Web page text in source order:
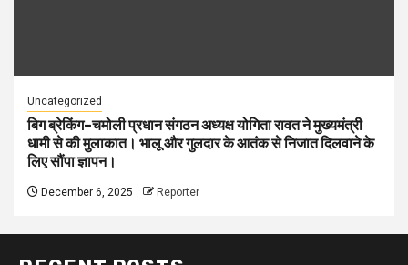
Uncategorized
बिग ब्रेकिंग–चमोली प्रधान संगठन अध्यक्ष योगिता रावत ने मुख्यमंत्री
धामी से की मुलाकात। भालू और गुलदार के आतंक से निजात दिलवाने के
लिए सौंपा ज्ञापन।
December 6, 2025 Reporter